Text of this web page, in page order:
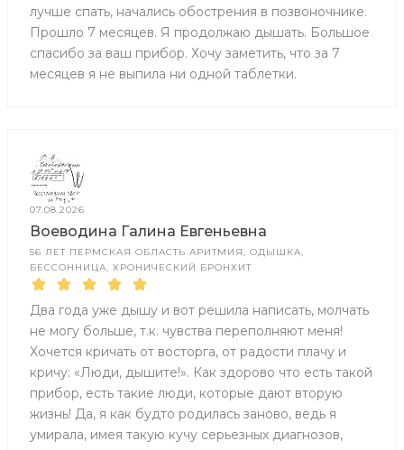
лучше спать, начались обострения в позвоночнике.
Прошло 7 месяцев. Я продолжаю дышать. Большое
спасибо за ваш прибор. Хочу заметить, что за 7
месяцев я не выпила ни одной таблетки.
07.08.2026
Воеводина Галина Евгеньевна
56 ЛЕТ ПЕРМСКАЯ ОБЛАСТЬ АРИТМИЯ, ОДЫШКА,
БЕССОННИЦА, ХРОНИЧЕСКИЙ БРОНХИТ
Два года уже дышу и вот решила написать, молчать
не могу больше, т.к. чувства переполняют меня!
Хочется кричать от восторга, от радости плачу и
кричу: «Люди, дышите!». Как здорово что есть такой
прибор, есть такие люди, которые дают вторую
жизнь! Да, я как будто родилась заново, ведь я
умирала, имея такую кучу серьезных диагнозов,